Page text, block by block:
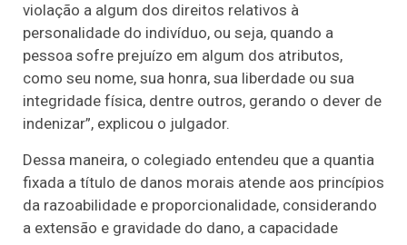
violação a algum dos direitos relativos à
personalidade do indivíduo, ou seja, quando a
pessoa sofre prejuízo em algum dos atributos,
como seu nome, sua honra, sua liberdade ou sua
integridade física, dentre outros, gerando o dever de
indenizar”, explicou o julgador.
Dessa maneira, o colegiado entendeu que a quantia
fixada a título de danos morais atende aos princípios
da razoabilidade e proporcionalidade, considerando
a extensão e gravidade do dano, a capacidade